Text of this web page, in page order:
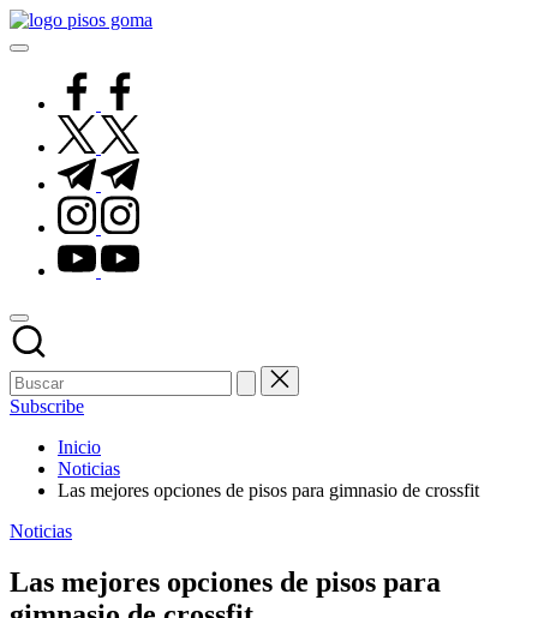
Saltar
al
facebook.com
twitter.com
t.me
instagram.com
youtube.com
Subscribe
Inicio
Noticias
Las mejores opciones de pisos para gimnasio de crossfit
Publicado
Noticias
Las mejores opciones de pisos para